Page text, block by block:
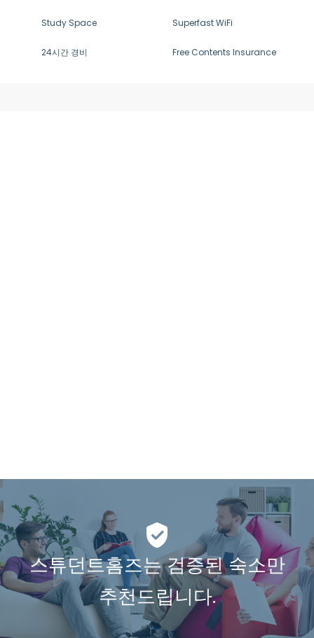
Study Space Superfast WiFi
24시간 경비 Free Contents Insurance
스튜던트홈즈는 검증된 숙소만
추천드립니다.